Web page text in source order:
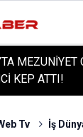
TARİHİ
Tv İş